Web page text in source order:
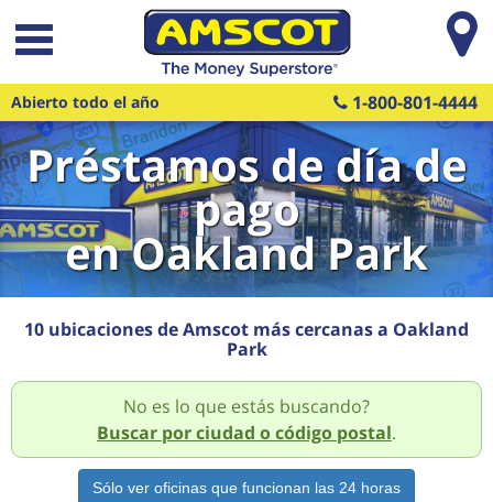
Saltar al contenido principal
Abierto todo el año 1-800-801-4444
Préstamos de día de
pago
en Oakland Park
10 ubicaciones de Amscot más cercanas a Oakland
Park
No es lo que estás buscando?
Buscar por ciudad o código postal.